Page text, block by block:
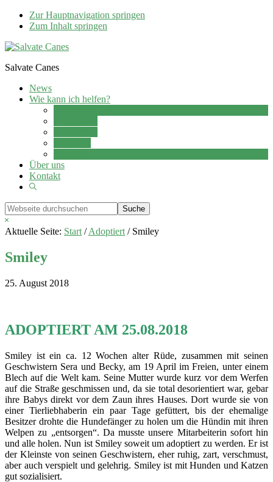
Zur Hauptnavigation springen
Zum Inhalt springen
Salvate Canes
News
Wie kann ich helfen?
Über uns
Kontakt
Show
Webseite
durchsuchen
Hide
Search
Aktuelle Seite: Start / Adoptiert /Smiley
Smiley
25. August 2018
ADOPTIERT AM 25.08.2018
Smiley ist ein ca. 12 Wochen alter Rüde, zusammen mit seinen
Geschwistern Sera und Becky, am 19 April im Freien, unter einem
Blech auf die Welt kam. Seine Mutter wurde kurz vor dem Werfen
auf die Straße geschmissen und, da sie total desorientiert war, gebar
ihre Babys direkt vor dem Zaun ihres Hauses. Dort wurde sie von
einer Tierliebhaberin ein paar Tage gefüttert, bis der ehemalige
Besitzer drohte die Hundefänger zu holen um die Hündin mit ihren
Welpen zu „entsorgen“. Da musste unsere Mitarbeiterin sofort hin
und alle holen. Nun ist Smiley soweit um adoptiert zu werden. Er ist
der Kleinste von seinen Geschwistern, eher ruhig, zart, verschmust,
aber auch verspielt und gelehrig. Smiley ist mit Hunden und Katzen
gut sozialisiert.